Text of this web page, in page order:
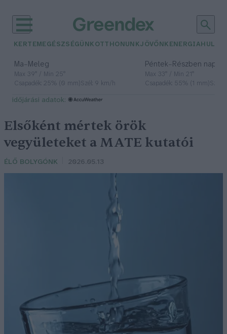
KERTEM EGÉSZSÉGÜNK OTTHONUNKJÖVŐNK ENERGIA
Ma– Meleg
Max 39° / Min 25°
Csapadék: 25% (0 mm)Szél: 9 km/h
Péntek– Részben
Max 33° / Min 21°
Csapadék: 55% (1 mm)Szél:
időjárási adatok:
Elsőként mértek örök
vegyületeket a MATE kutatói
ÉLŐ BOLYGÓNK 2026.05.13